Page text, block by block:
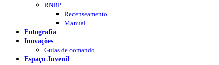
RNBP
Recenseamento
Manual
Fotografia
Inovações
Guias de comando
Espaço Juvenil